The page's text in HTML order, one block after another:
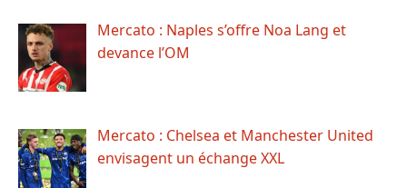
Mercato : Naples s’offre Noa Lang et
devance l’OM
Mercato : Chelsea et Manchester United
envisagent un échange XXL